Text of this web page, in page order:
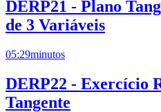
DERP21 - Plano
de 3 Variáveis
05:29minutos
DERP22 - Exercício
Tangente